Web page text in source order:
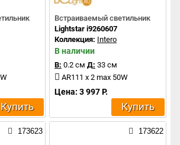
Купить
Встраиваемый светильник
Lightstar i9260607
Коллекция: Intero
В наличии
В: 0.2 см Д: 33 см
AR111 x 2 max 50W
Цена: 3 997 Р.
Купить
173623 173622